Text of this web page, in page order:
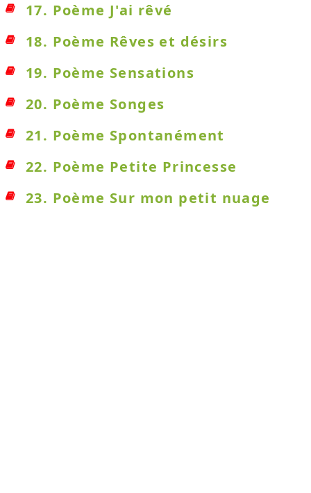
17. Poème J'ai rêvé
18. Poème Rêves et désirs
19. Poème Sensations
20. Poème Songes
21. Poème Spontanément
22. Poème Petite Princesse
23. Poème Sur mon petit nuage